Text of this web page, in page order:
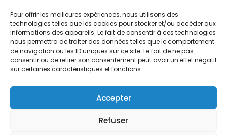
Pour offrir les meilleures expériences, nous utilisons des
technologies telles que les cookies pour stocker et/ou accéder aux
informations des appareils. Le fait de consentir à ces technologies
nous permettra de traiter des données telles que le comportement
de navigation ou les ID uniques sur ce site. Le fait de ne pas
consentir ou de retirer son consentement peut avoir un effet négatif
sur certaines caractéristiques et fonctions.
Accepter
Refuser
Restez informés
Abonnez-vous aux alertes municipales
Je m'abonne